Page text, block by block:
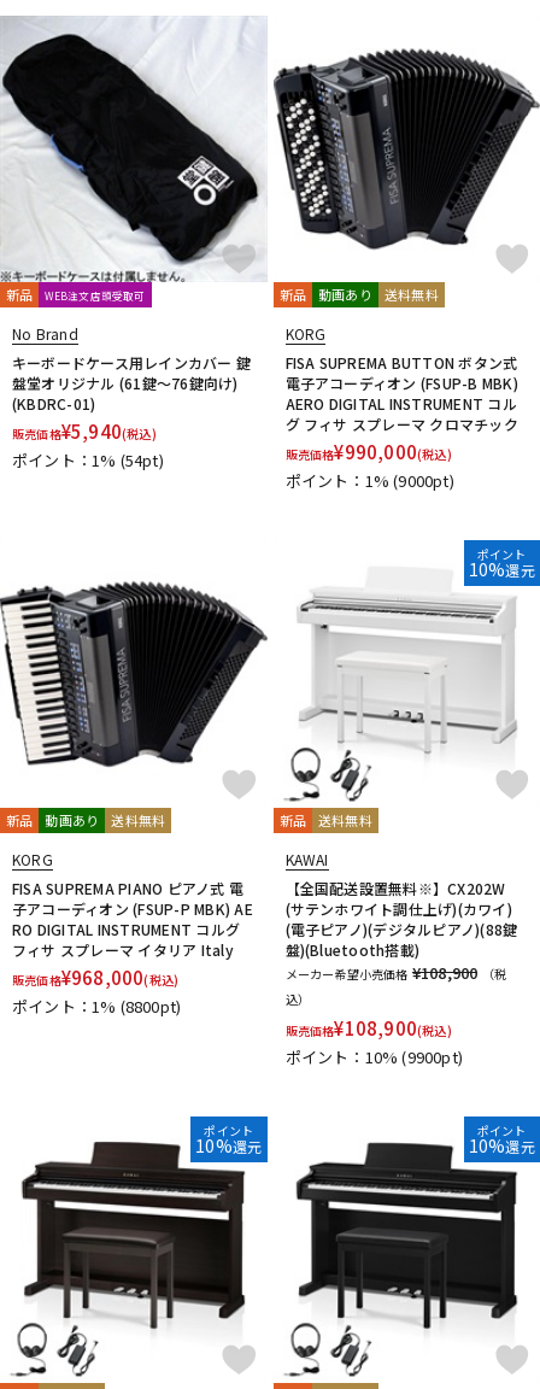
新品 WEB注文店頭受取可
No Brand
キーボードケース用レインカバー 鍵
盤堂オリジナル (61鍵～76鍵向け)
(KBDRC-01)
販売価格¥5,940(税込)
ポイント：1% (54pt)
新品 動画あり 送料無料
KORG
FISA SUPREMA BUTTON ボタン式
電子アコーディオン (FSUP-B MBK)
AERO DIGITAL INSTRUMENT コル
グ フィサ スプレーマ クロマチック
販売価格¥990,000(税込)
ポイント：1%(9000pt)
新品 動画あり 送料無料
KORG
FISA SUPREMA PIANO ピアノ式 電
子アコーディオン (FSUP-P MBK) AE
RO DIGITAL INSTRUMENT コルグ
フィサ スプレーマ イタリア Italy
販売価格¥968,000(税込)
ポイント：1% (8800pt)
ポイント
10%還元
新品 送料無料
KAWAI
【全国配送設置無料※】CX202W
(サテンホワイト調仕上げ)(カワイ)
(電子ピアノ)(デジタルピアノ)(88鍵
盤)(Bluetooth搭載)
メーカー希望小売価格 ¥108,900
（税
込）
販売価格¥108,900(税込)
ポイント：10%(9900pt)
ポイント
10%還元
ポイント
10%還元